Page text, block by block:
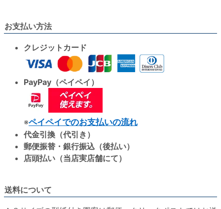
お支払い方法
クレジットカード
PayPay（ペイペイ）
※ペイペイでのお支払いの流れ
代金引換（代引き）
郵便振替・銀行振込（後払い）
店頭払い（当店実店舗にて）
送料について